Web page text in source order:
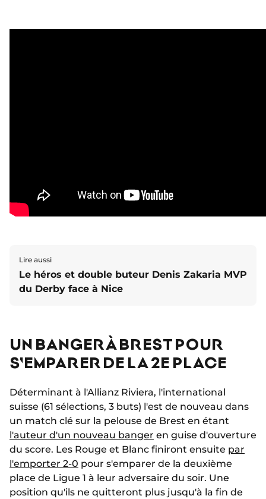
Lire aussi
Le héros et double buteur Denis Zakaria MVP
du Derby face à Nice
UN BANGER À BREST POUR
S'EMPARER DE LA 2E PLACE
Déterminant à l'Allianz Riviera, l'international
suisse (61 sélections, 3 buts) l'est de nouveau dans
un match clé sur la pelouse de Brest en étant
l'auteur d'un nouveau banger en guise d'ouverture
du score. Les Rouge et Blanc finiront ensuite par
l'emporter 2-0 pour s'emparer de la deuxième
place de Ligue 1 à leur adversaire du soir. Une
position qu'ils ne quitteront plus jusqu'à la fin de